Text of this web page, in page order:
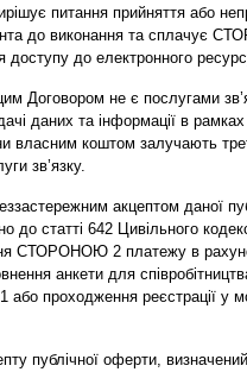
питання прийняття або
до виконання та сплачує
доступу до електронного
Договором не є послугами
даних та інформації в
власним коштом залучають
зв’язку.
акцептом даної
до статті 642 Цивільного
СТОРОНОЮ 2 платежу в
анкети для
проходження реєстрації у
публічної оферти,